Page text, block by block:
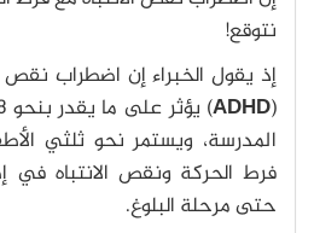
نتوقع!
إذ يقول الخبراء إن اضطراب نقص
(
ADHD
المدرسة، ويستمر نحو ثلثي
فرط الحركة ونقص الانتباه في
حتى مرحلة البلوغ.